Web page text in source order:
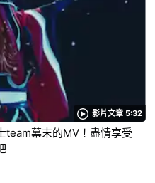
影片文章 5:32
team幕末的MV！盡情享受